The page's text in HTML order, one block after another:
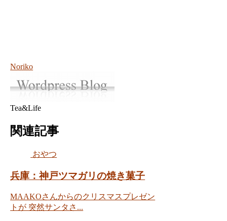
Noriko
Tea&Life
関連記事
おやつ
兵庫：神戸ツマガリの焼き菓子
MAAKOさんからのクリスマスプレゼン
トが 突然サンタさ...